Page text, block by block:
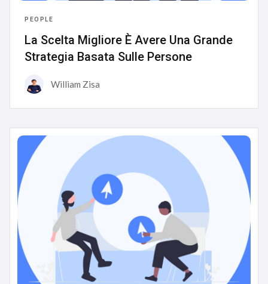
PEOPLE
La Scelta Migliore È Avere Una Grande
Strategia Basata Sulle Persone
William Zisa